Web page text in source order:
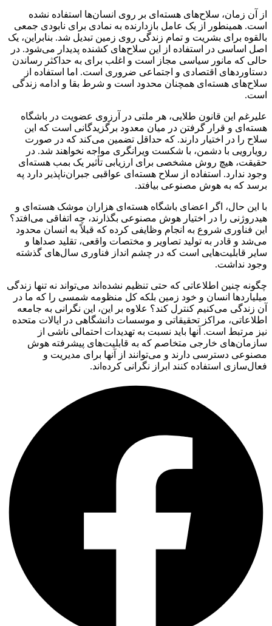
از آن زمان، سلاح‌های هسته‌ای بر روی انسان‌ها استفاده نشده
است. همینطور از یک عامل بازدارنده به نمادی برای نابودی جمعی
بالقوه برای بشریت و تمام زندگی روی زمین تبدیل شد. بنابراین، یک
اصل اساسی در استفاده از این سلاح‌های کشنده پدیدار می‌شود. در
حالی که مانور سیاسی مجاز است و اغلب برای به حداکثر رساندن
دستاوردهای اقتصادی و اجتماعی ضروری است. اما استفاده از
سلاح‌های هسته‌ای همچنان محدود است و شرط بقا و ادامه زندگی
است.
علیرغم این قانون طلایی، هر ملتی در آرزوی عضویت در باشگاه
هسته‌ای و قرار گرفتن در میان معدود برگزیدگانی است که این
سلاح را در اختیار دارند. که حداقل تضمین می‌کند که در صورت
رویارویی با دشمن، با شکست ویرانگری مواجه نخواهند شد. در
حقیقت، هیچ روش مشخصی برای ارزیابی تأثیر یک بمب هسته‌ای
وجود ندارد. استفاده از سلاح هسته‌ای عواقبی جبران‌ناپذیر دارد په
برسد که به هوش مصنوعی بیافتد.
با این حال، اگر اعضای باشگاه هسته‌ای هزاران موشک هسته‌ای و
هیدروژنی را در اختیار هوش مصنوعی بگذارند، چه اتفاقی می‌افتد؟
این فناوری شروع به انجام وظایفی کرده که قبلاً به انسان محدود
می‌شد و قادر به تولید تصاویر و مختصات واقعی، تقلید صداها و
سایر قابلیت‌هایی است که در چشم انداز فناوری سال‌های گذشته
وجود نداشت.
چگونه چنین اطلاعاتی که حتی تنظیم نشده‌اند می‌تواند نه تنها زندگی
میلیاردها انسان و خود زمین بلکه کل منظومه شمسی را که ما در
آن زندگی می‌کنیم کنترل کند؟ علاوه بر این، این نگرانی به جامعه
اطلاعاتی، مراکز تحقیقاتی و موسسات دانشگاهی در ایالات متحده
نیز مرتبط است. آنها باید نسبت به تهدیدات احتمالی ناشی از
سازمان‌های خارجی متخاصم که به قابلیت‌های پیشرفته هوش
مصنوعی دسترسی دارند و می‌توانند از آنها برای مدیریت و
فعال‌سازی استفاده کنند ابراز نگرانی کرده‌اند.